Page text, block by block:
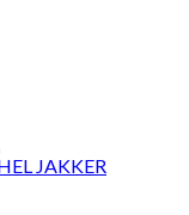
JAKKER